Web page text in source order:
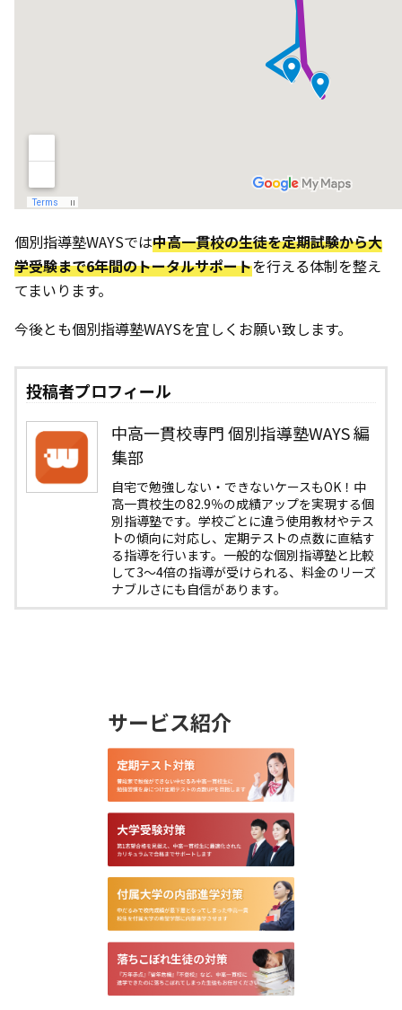
個別指導塾WAYSでは中高一貫校の生徒を定期試験から大
学受験まで6年間のトータルサポートを行える体制を整え
てまいります。
今後とも個別指導塾WAYSを宜しくお願い致します。
投稿者プロフィール
中高一貫校専門 個別指導塾WAYS 編
集部
自宅で勉強しない・できないケースもOK！中
高一貫校生の82.9％の成績アップを実現する個
別指導塾です。学校ごとに違う使用教材やテス
トの傾向に対応し、定期テストの点数に直結す
る指導を行います。一般的な個別指導塾と比較
して3〜4倍の指導が受けられる、料金のリーズ
ナブルさにも自信があります。
サービス紹介